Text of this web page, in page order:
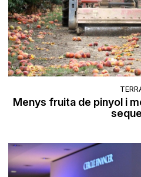
Menys fruita de pinyol i